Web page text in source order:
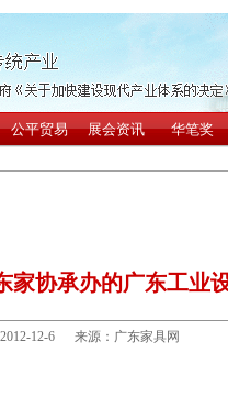
家协承办的广东工业
2012-12-6 来源：广东家具网